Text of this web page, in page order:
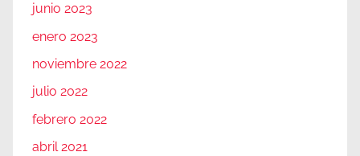
junio 2023
enero 2023
noviembre 2022
julio 2022
febrero 2022
abril 2021